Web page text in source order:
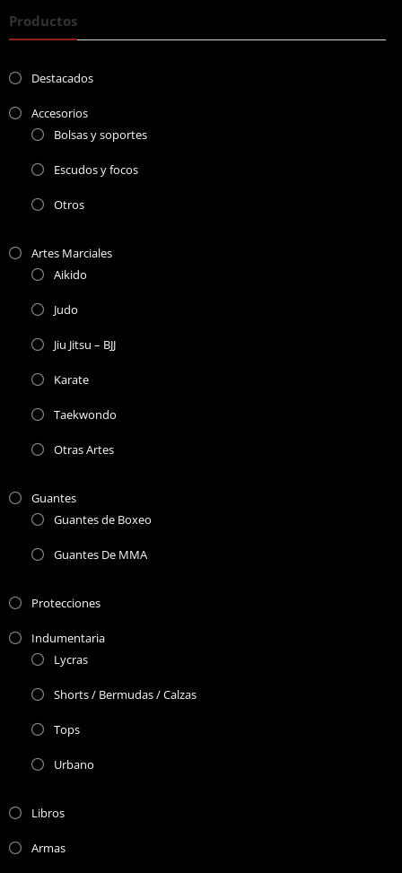
Productos
Destacados
Accesorios
Bolsas y soportes
Escudos y focos
Otros
Artes Marciales
Aikido
Judo
Jiu Jitsu – BJJ
Karate
Taekwondo
Otras Artes
Guantes
Guantes de Boxeo
Guantes De MMA
Protecciones
Indumentaria
Lycras
Shorts / Bermudas / Calzas
Tops
Urbano
Libros
Armas